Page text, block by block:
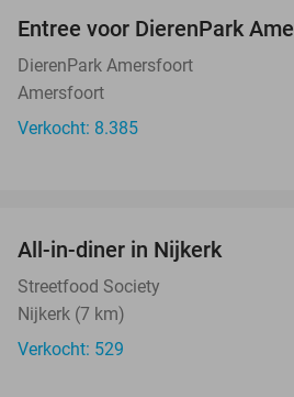
Entree voor DierenPark
DierenPark Amersfoort
Amersfoort
Verkocht: 8.385
All-in-diner in Nijkerk
Streetfood Society
Nijkerk (7 km)
Verkocht: 529